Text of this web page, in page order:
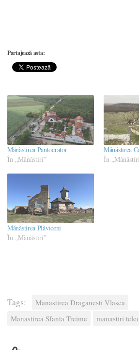
Partajează asta:
Mănăstirea Pantocrator
În „Mănăstiri”
Mănăstirea
În
Mănăstirea Plăviceni
În „Mănăstiri”
Tags:
Manastirea Draganesti Vlasca
Manastirea Sfanta Treime
manastiri